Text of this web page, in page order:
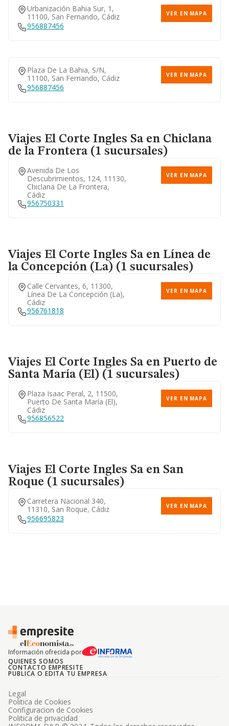
Urbanización Bahia Sur, 1,
11100, San Fernando, Cádiz
VER EN MAPA
956887456
Plaza De La Bahia, S/n,
11100, San Fernando, Cádiz
VER EN MAPA
956887456
Viajes El Corte Ingles Saen Chiclana
de la Frontera (1 sucursales)
Avenida De Los
Descubrimientos, 124, 11130,
Chiclana De La Frontera,
Cádiz
VER EN MAPA
956750331
Viajes El Corte Ingles Saen Línea de
la Concepción (La) (1 sucursales)
Calle Cervantes, 6, 11300,
Línea De La Concepción (la),
Cádiz
VER EN MAPA
956761818
Viajes El Corte Ingles Saen Puerto de
Santa María (El) (1 sucursales)
Plaza Isaac Peral, 2, 11500,
Puerto De Santa María (el),
Cádiz
VER EN MAPA
956856522
Viajes El Corte Ingles Saen San
Roque (1 sucursales)
Carretera Nacional 340,
11310, San Roque, Cádiz
VER EN MAPA
956695823
Información ofrecida por
QUIENES SOMOS
CONTACTO EMPRESITE
PUBLICA O EDITA TU EMPRESA
Legal
Politica de Cookies
Configuracion de Cookies
Politica de privacidad